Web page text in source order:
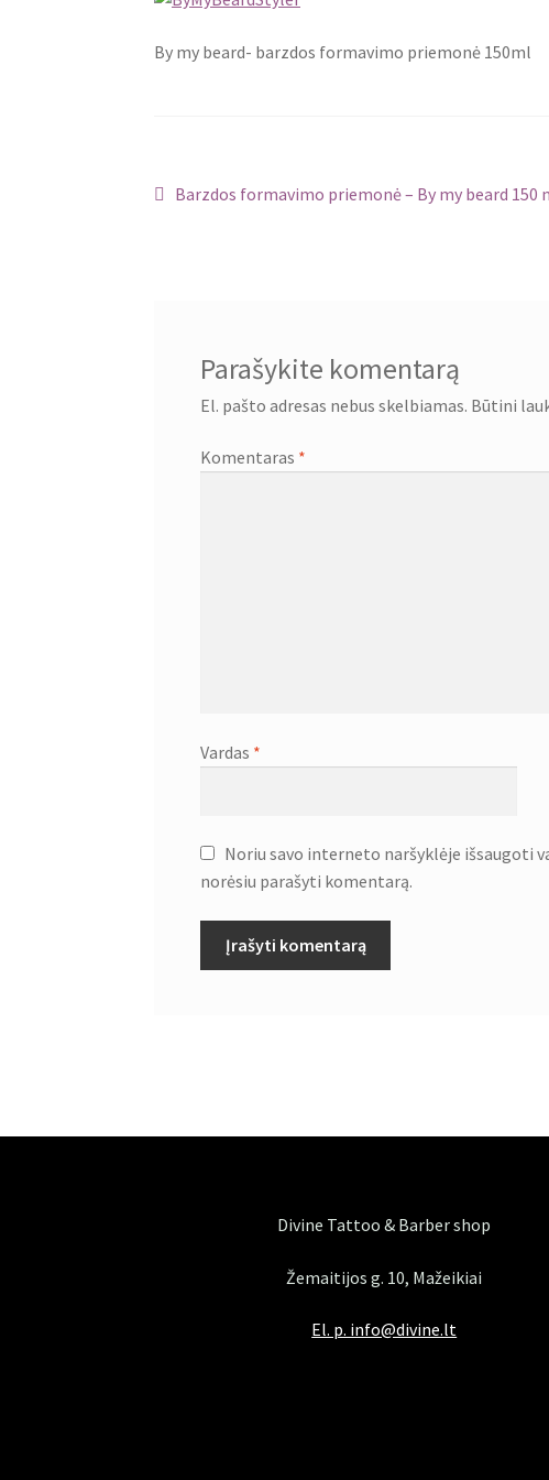
By my beard- barzdos formavimo priemonė 150ml
Navigacija
Ankstenis
Barzdos formavimo priemonė – By my beard 150
Parašykite komentarą
El. pašto adresas nebus skelbiamas. Būtini
Komentaras *
Vardas *
Noriu savo interneto naršyklėje išsaugoti
norėsiu parašyti komentarą.
Divine Tattoo & Barber shop
Žemaitijos g. 10, Mažeikiai
El. p. info@divine.lt